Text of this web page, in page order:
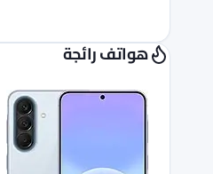
هواتف رائجة